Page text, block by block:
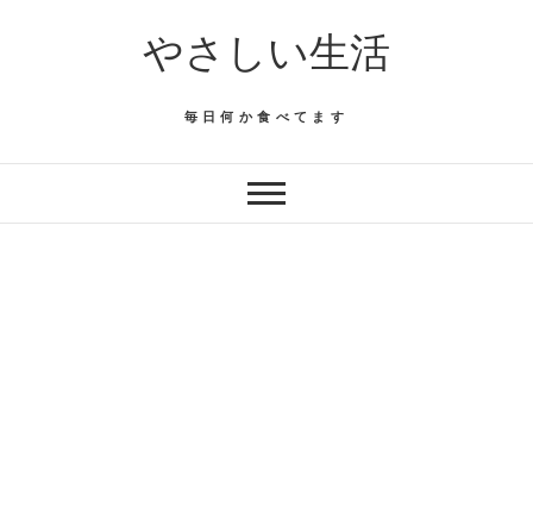
やさしい生活
毎日何か食べてます